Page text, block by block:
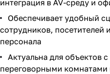
интеграция в AV-среду и
Обеспечивает удобный
сотрудников, посетителей
персонала
Актуальна для объектов
переговорными комнатами